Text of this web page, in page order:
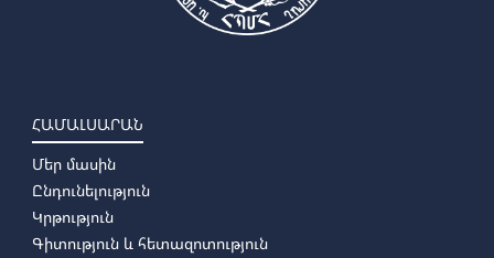
ՀԱՄԱԼՍԱՐԱՆ
Մեր մասին
Ընդունելություն
Կրթություն
Գիտություն և հետազոտություն